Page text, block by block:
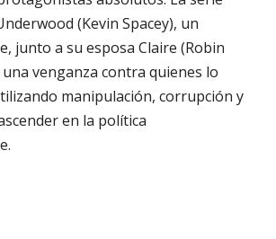
(Kevin Spacey), un
junto a su esposa Claire (Robin
venganza contra quienes lo
manipulación, corrupción y
en la política